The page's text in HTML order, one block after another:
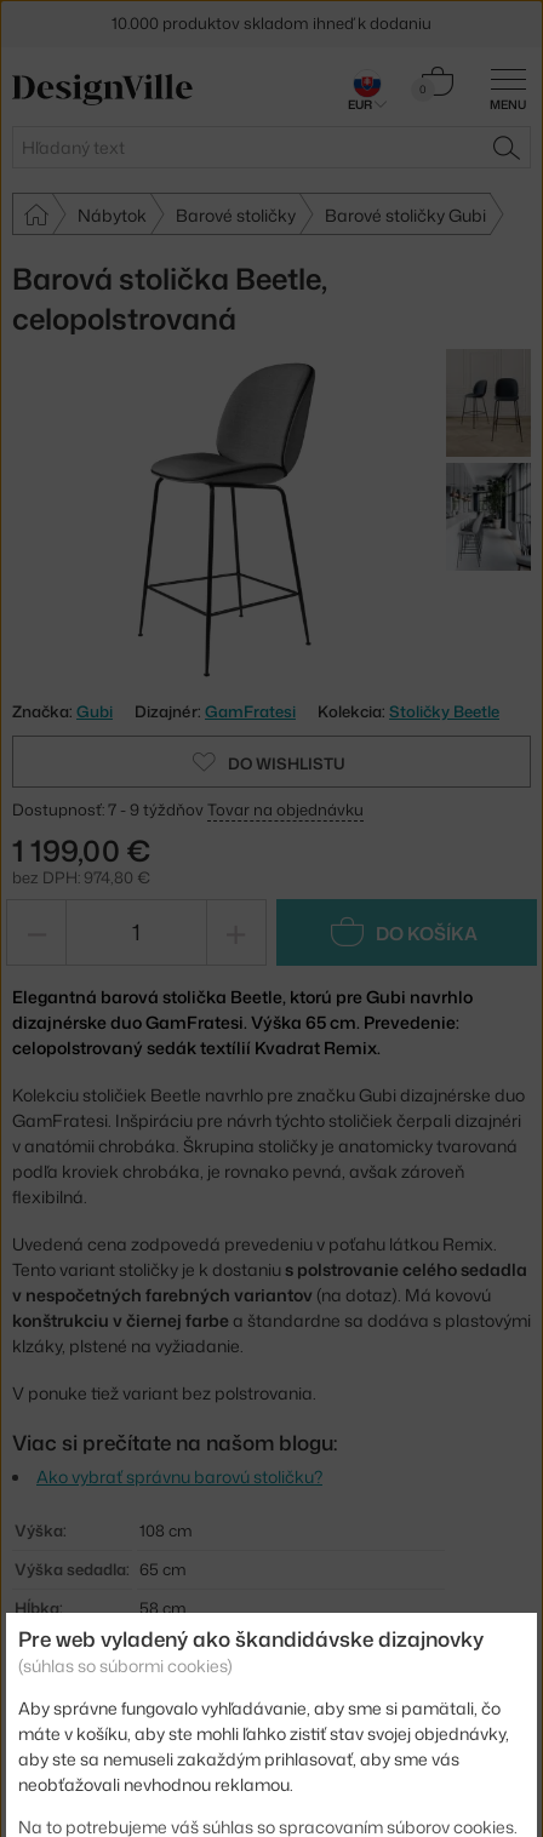
MENU
Hľadať
0
Košík
Nábytok Barové stoličky Barové stoličky Gubi
Barová stolička Beetle,
celopolstrovaná
Značka: Gubi Dizajnér: GamFratesi Kolekcia: Stoličky Beetle
DO WISHLISTU
Dostupnosť: 7 - 9 týždňov Tovar na objednávku
1 199,00 €
bez DPH: 974,80 €
DO KOŠÍKA
Elegantná barová stolička Beetle, ktorú pre Gubi navrhlo
dizajnérske duo GamFratesi. Výška 65 cm. Prevedenie:
celopolstrovaný sedák textílií Kvadrat Remix.
Kolekciu stoličiek Beetle navrhlo pre značku Gubi dizajnérske duo
GamFratesi. Inšpiráciu pre návrh týchto stoličiek čerpali dizajnéri
v anatómii chrobáka. Škrupina stoličky je anatomicky tvarovaná
podľa kroviek chrobáka, je rovnako pevná, avšak zároveň
flexibilná.
Uvedená cena zodpovedá prevedeniu v poťahu látkou Remix.
Tento variant stoličky je k dostaniu s polstrovanie celého sedadla
v nespočetných farebných variantov (na dotaz). Má kovovú
konštrukciu v čiernej farbe a štandardne sa dodáva s plastovými
klzáky, plstené na vyžiadanie.
V ponuke tiež variant bez polstrovania.
Viac si prečítate na našom blogu:
Ako vybrať správnu barovú stoličku?
Výška:
108 cm
Výška sedadla: 65 cm
Hĺbka:
58 cm
Šírka:
54 cm
Farba:
sivá
Sedák:
čalúnený
10.000 produktov skladom ihneď k dodaniu
5 % zľava pre odberateľov
EUR
Pre web vyladený ako škandidávske dizajnovky
(súhlas so súbormi cookies)
Aby správne fungovalo vyhľadávanie, aby sme si pamätali, čo
máte v košíku, aby ste mohli ľahko zistiť stav svojej objednávky,
aby ste sa nemuseli zakaždým prihlasovať, aby sme vás
neobťažovali nevhodnou reklamou.
Na to potrebujeme váš súhlas so spracovaním súborov cookies.